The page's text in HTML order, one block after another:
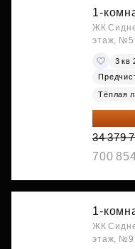
1-
ЖК
этаж,
3 кв
Тёплая
25 441
34 379
700
1-
ЖК
этаж,